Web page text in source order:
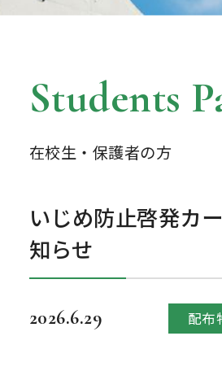
Students
在校生・保護者の方
いじめ防止啓発カ
知らせ
2026.6.29 配布